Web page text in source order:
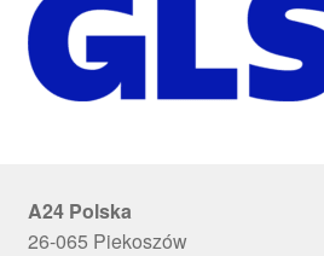
A24 Polska
26-065 Piekoszów